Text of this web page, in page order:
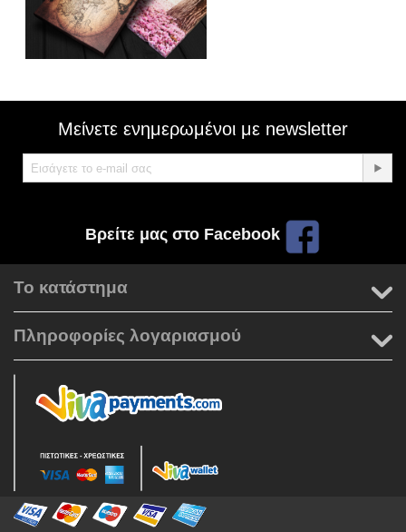
Μείνετε ενημερωμένοι με newsletter
Βρείτε μας στο Facebook
Το κατάστημα
Πληροφορίες λογαριασμού